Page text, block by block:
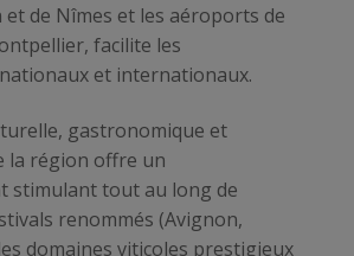
et de Nîmes et les aéroports de
facilite les
et internationaux.
gastronomique et
la région offre un
stimulant tout au long de
renommés (Avignon,
domaines viticoles prestigieux